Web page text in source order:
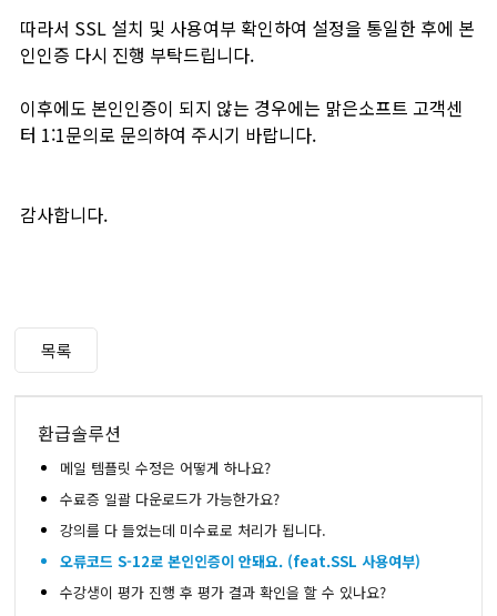
따라서 SSL 설치 및 사용여부 확인하여 설정을 통일한 후에 본
인인증 다시 진행 부탁드립니다.
이후에도 본인인증이 되지 않는 경우에는 맑은소프트 고객센
터 1:1문의로 문의하여 주시기 바랍니다.
감사합니다.
목록
환급솔루션
메일 템플릿 수정은 어떻게 하나요?
수료증 일괄 다운로드가 가능한가요?
강의를 다 들었는데 미수료로 처리가 됩니다.
오류코드 S-12로 본인인증이 안돼요. (feat.SSL 사용여부)
수강생이 평가 진행 후 평가 결과 확인을 할 수 있나요?